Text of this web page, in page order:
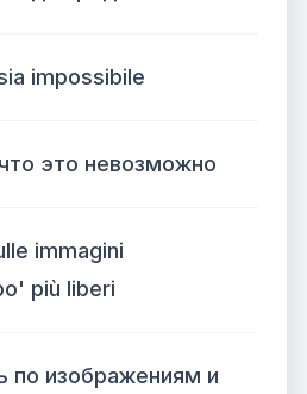
impossibile
это невозможно
immagini
più liberi
по изображениям и